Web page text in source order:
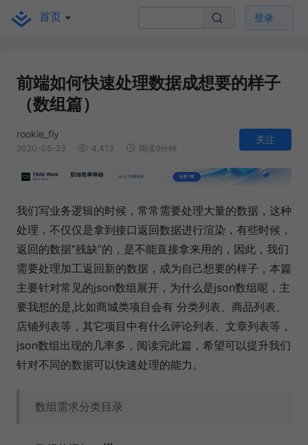
首页 登录
前端如何快速处理数据成想要的样子
（数组篇）
rookie_fly
2020-05-23 4,413 阅读9分钟
关注
我们写业务逻辑的时候，常常需要处理大量的数据，这种
处理，不仅仅是拿到接口返回数据进行渲染，有些时候，
返回的数据“残缺”的，是不能直接拿来用的，因此，我们
需要处理加工返回新的数据，成为自己想要的样子，本篇
主要针对常见的json数组展开，为什么是json数组呢，主
要我想的是,比如商城类项目会有 分类列表、商品列表、
店铺列表等，其它项目中有什么评论列表、文章列表等，
json数组出现的几率多，阅读完此篇，希望可以提升我们
针对不同的数据可以快速处理的能力。
数组需求分类目录